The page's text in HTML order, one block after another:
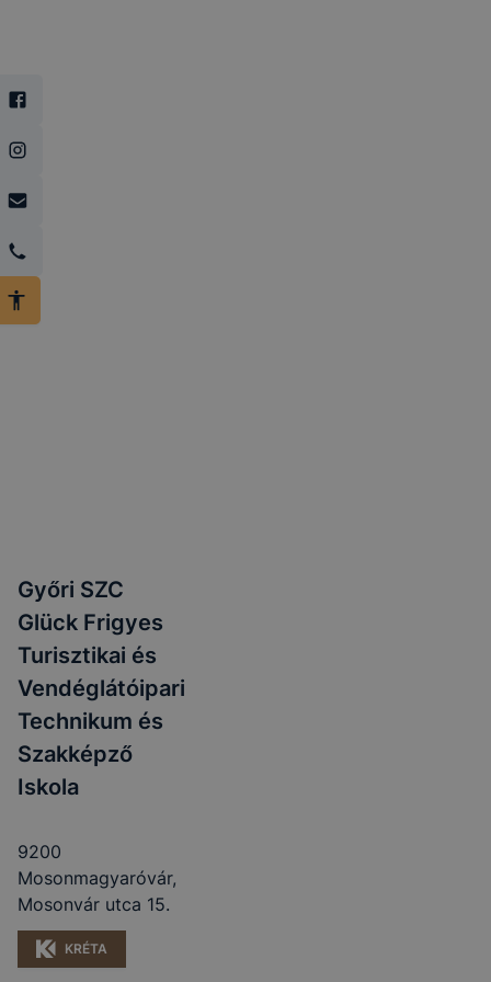
Győri SZC
Glück Frigyes
Turisztikai és
Vendéglátóipari
Technikum és
Szakképző
Iskola
9200
Mosonmagyaróvár,
Mosonvár utca 15.
KRÉTA